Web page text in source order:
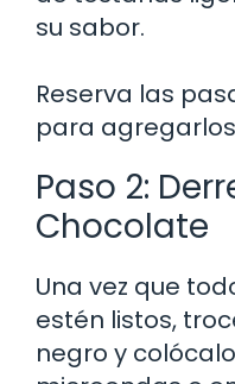
su sabor.
Reserva las
para
Paso 2:
Chocolate
Una vez que
estén listos,
negro y